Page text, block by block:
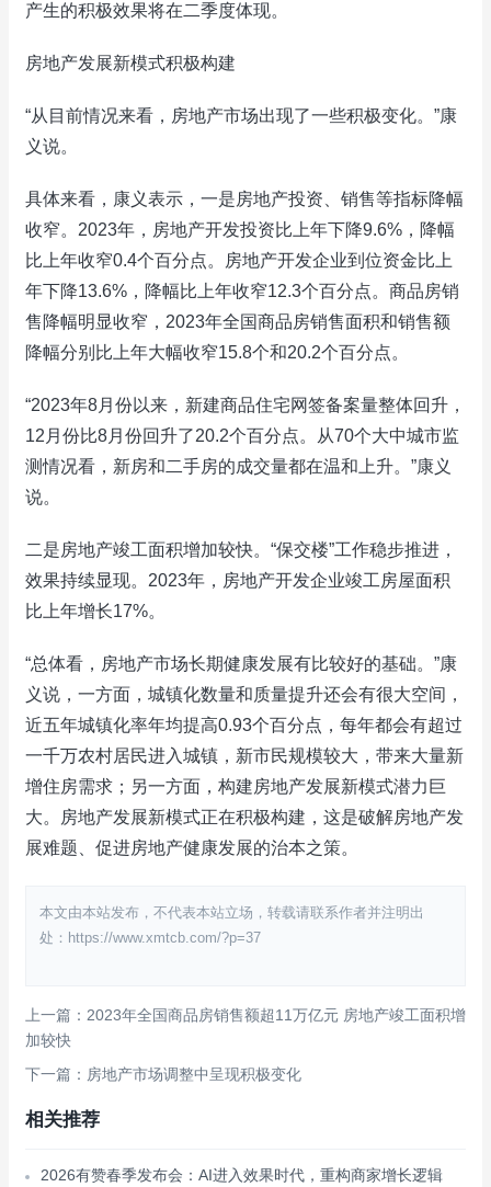
产生的积极效果将在二季度体现。
房地产发展新模式积极构建
“从目前情况来看，房地产市场出现了一些积极变化。”康
义说。
具体来看，康义表示，一是房地产投资、销售等指标降幅
收窄。2023年，房地产开发投资比上年下降9.6%，降幅
比上年收窄0.4个百分点。房地产开发企业到位资金比上
年下降13.6%，降幅比上年收窄12.3个百分点。商品房销
售降幅明显收窄，2023年全国商品房销售面积和销售额
降幅分别比上年大幅收窄15.8个和20.2个百分点。
“2023年8月份以来，新建商品住宅网签备案量整体回升，
12月份比8月份回升了20.2个百分点。从70个大中城市监
测情况看，新房和二手房的成交量都在温和上升。”康义
说。
二是房地产竣工面积增加较快。“保交楼”工作稳步推进，
效果持续显现。2023年，房地产开发企业竣工房屋面积
比上年增长17%。
“总体看，房地产市场长期健康发展有比较好的基础。”康
义说，一方面，城镇化数量和质量提升还会有很大空间，
近五年城镇化率年均提高0.93个百分点，每年都会有超过
一千万农村居民进入城镇，新市民规模较大，带来大量新
增住房需求；另一方面，构建房地产发展新模式潜力巨
大。房地产发展新模式正在积极构建，这是破解房地产发
展难题、促进房地产健康发展的治本之策。
本文由本站发布，不代表本站立场，转载请联系作者并注明出
处：https://www.xmtcb.com/?p=37
上一篇：2023年全国商品房销售额超11万亿元 房地产竣工面积增
加较快
下一篇：房地产市场调整中呈现积极变化
相关推荐
2026有赞春季发布会：AI进入效果时代，重构商家增长逻辑